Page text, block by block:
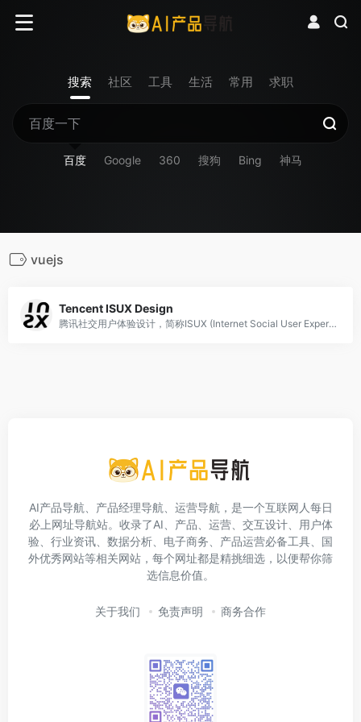
搜索 社区 工具 生活 常用 求职
百度 Google 360 搜狗 Bing 神马
vuejs
Tencent ISUX Design
腾讯社交用户体验设计，简称ISUX (Internet Social User Experience)，成立于2011年1月11日，是腾讯集团核心、全球最具规模的UX设计团队，专业成员包括用户研究、交互设计、视觉设计、品牌设计、视频动画设计、UI开发、产品设计与市场研究等，至今ISUX分布于中国深圳总部、北京、上海、成都及韩国首尔。
AI产品导航、产品经理导航、运营导航，是一个互联网人每日
必上网址导航站。收录了AI、产品、运营、交互设计、用户体
验、行业资讯、数据分析、电子商务、产品运营必备工具、国
外优秀网站等相关网站，每个网址都是精挑细选，以便帮你筛
选信息价值。
关于我们 免责声明 商务合作